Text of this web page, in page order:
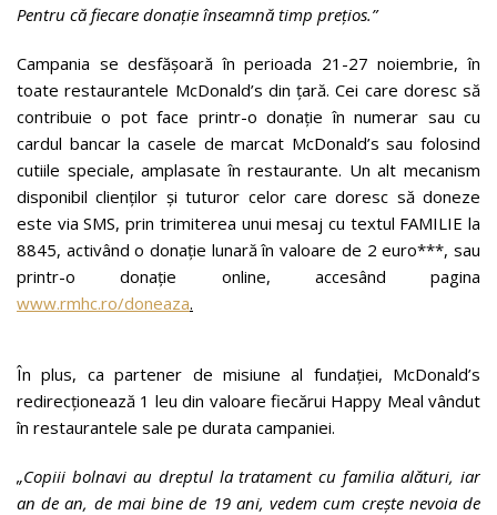
Pentru că fiecare donație înseamnă timp prețios.”
Campania se desfășoară în perioada 21-27 noiembrie, în
toate restaurantele McDonald’s din țară. Cei care doresc să
contribuie o pot face printr-o donație în numerar sau cu
cardul bancar la casele de marcat McDonald’s sau folosind
cutiile speciale, amplasate în restaurante. Un alt mecanism
disponibil clienților și tuturor celor care doresc să doneze
este via SMS, prin trimiterea unui mesaj cu textul FAMILIE la
8845, activând o donație lunară în valoare de 2 euro***, sau
printr-o donație online, accesând pagina
www.rmhc.ro/doneaza.
În plus, ca partener de misiune al fundației, McDonald’s
redirecționează 1 leu din valoare fiecărui Happy Meal vândut
în restaurantele sale pe durata campaniei.
„Copiii bolnavi au dreptul la tratament cu familia alături, iar
an de an, de mai bine de 19 ani, vedem cum crește nevoia de